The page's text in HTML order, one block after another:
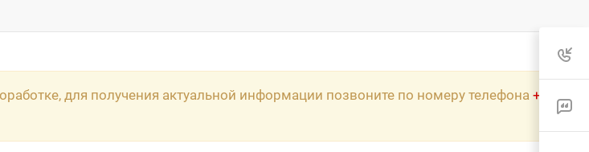
для получения актуальной информации позвоните по номеру телефона +7